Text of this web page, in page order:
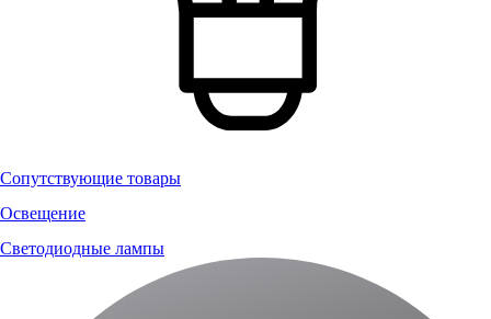
Сопутствующие товары
Освещение
Светодиодные лампы